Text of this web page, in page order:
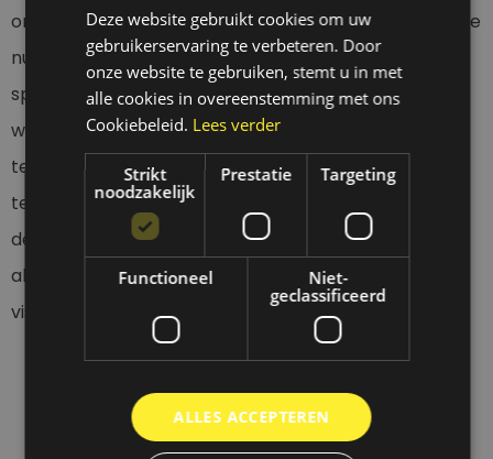
ons je helpen om de beste resultaten te behalen. Of je
nu de voorkeur geeft aan kant-en-klaar aas of
specifieke mengsels zoekt, bij Allinpartikels.nl vind je
wat je nodig hebt. Neemcontact
telefoon of ons contactformulier voor vragen. Ons
team staat klaar om je te ondersteunen met
deskundig advies en topkwaliteit producten, zodat je
altijd verzekerd bent van het beste aas voor jouw
visavonturen.
Deze website gebruikt cookies om uw
gebruikerservaring te verbeteren. Door
onze website te gebruiken, stemt u in met
alle cookies in overeenstemming met ons
Cookiebeleid. Lees verder
Strikt
noodzakelijk
Prestatie Targeting
Functioneel
Niet-
geclassificeerd
ALLES ACCEPTEREN